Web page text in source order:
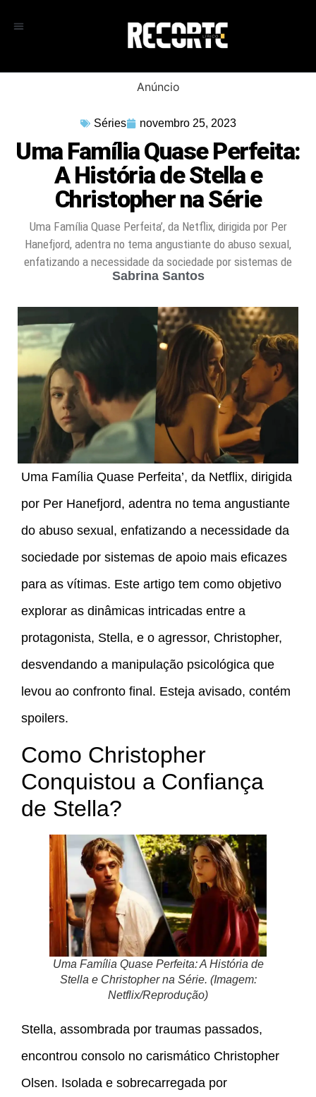
Anúncio
Séries novembro 25, 2023
Uma Família Quase Perfeita:
A História de Stella e
Christopher na Série
Uma Família Quase Perfeita’, da Netflix, dirigida por Per
Hanefjord, adentra no tema angustiante do abuso sexual,
enfatizando a necessidade da sociedade por sistemas de
Sabrina Santos
Uma Família Quase Perfeita’, da Netflix, dirigida
por Per Hanefjord, adentra no tema angustiante
do abuso sexual, enfatizando a necessidade da
sociedade por sistemas de apoio mais eficazes
para as vítimas. Este artigo tem como objetivo
explorar as dinâmicas intricadas entre a
protagonista, Stella, e o agressor, Christopher,
desvendando a manipulação psicológica que
levou ao confronto final. Esteja avisado, contém
spoilers.
Como Christopher
Conquistou a Confiança
de Stella?
Uma Família Quase Perfeita: A História de
Stella e Christopher na Série. (Imagem:
Netflix/Reprodução)
Stella, assombrada por traumas passados,
encontrou consolo no carismático Christopher
Olsen. Isolada e sobrecarregada por